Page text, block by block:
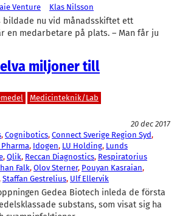
Venture Klas Nilsson
bildade nu vid månadsskiftet ett
en medarbetare på plats. – Man får ju
miljoner till
Medicinteknik/Lab
20 dec 2017
, Cognibotics, Connect Sverige Region Syd
, Idogen, LU Holding, Lunds
, Qlik, Reccan Diagnostics, Respiratorius
Falk, Olov Sterner, Pouyan Kasraian
Staffan Gestrelius, Ulf Ellervik
Gedea Biotech inleda de första
substans, som visat sig ha